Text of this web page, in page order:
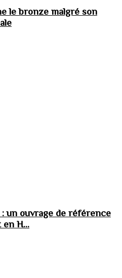
le bronze malgré son
un ouvrage de référence
H...